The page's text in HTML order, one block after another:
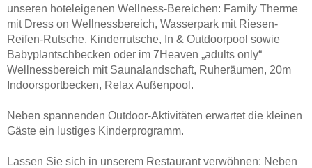
unseren hoteleigenen Wellness-Bereichen: Family Therme
mit Dress on Wellnessbereich, Wasserpark mit Riesen-
Reifen-Rutsche, Kinderrutsche, In & Outdoorpool sowie
Babyplantschbecken oder im 7Heaven „adults only“
Wellnessbereich mit Saunalandschaft, Ruheräumen, 20m
Indoorsportbecken, Relax Außenpool.
Neben spannenden Outdoor-Aktivitäten erwartet die kleinen
Gäste ein lustiges Kinderprogramm.
Lassen Sie sich in unserem Restaurant verwöhnen: Neben